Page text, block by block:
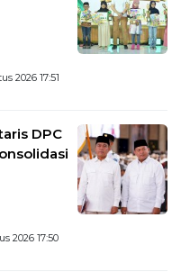
2026 17:51
DPC
2026 17:50